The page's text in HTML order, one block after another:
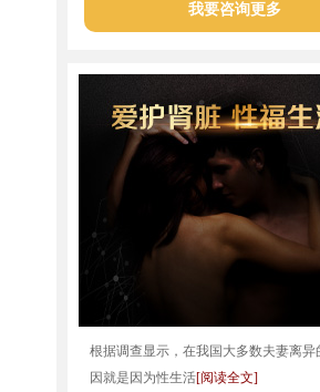
我要咨询更多
根据调查显示，在我国大多数夫妻离异
因就是因为性生活[阅读全文]